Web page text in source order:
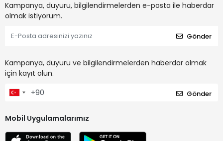
Kampanya, duyuru, bilgilendirmelerden e-posta ile haberdar
olmak istiyorum.
Gönder
Kampanya, duyuru ve bilgilendirmelerden haberdar olmak
için kayıt olun.
Gönder
Mobil Uygulamalarımız